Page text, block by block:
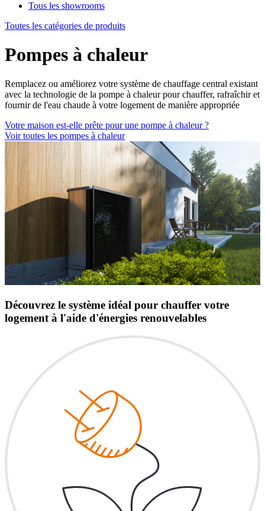
Tous les showrooms
Toutes les catégories de produits
Pompes à chaleur
Remplacez ou améliorez votre système de chauffage central existant
avec la technologie de la pompe à chaleur pour chauffer, rafraîchir et
fournir de l'eau chaude à votre logement de manière appropriée
Votre maison est-elle prête pour une pompe à chaleur ?
Voir toutes les pompes à chaleur
Découvrez le système idéal pour chauffer votre
logement à l'aide d'énergies renouvelables